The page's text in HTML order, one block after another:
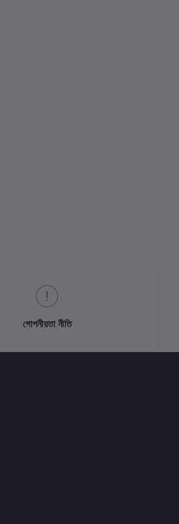
গোপনীয়তা নীতি